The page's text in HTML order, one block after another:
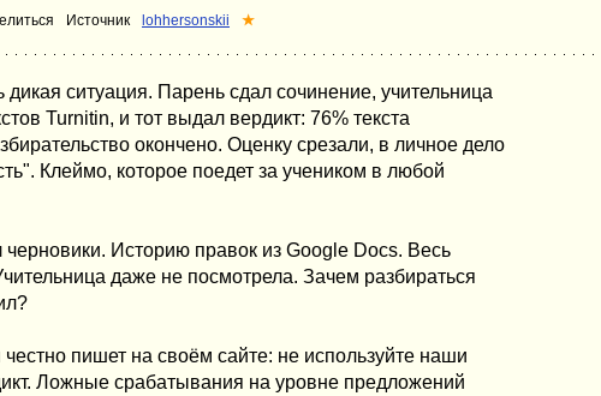
Источник lohhersonskii ★
ситуация. Парень сдал сочинение, учительница
Turnitin, и тот выдал вердикт: 76% текста
окончено. Оценку срезали, в личное дело
Клеймо, которое поедет за учеником в любой
Историю правок из Google Docs. Весь
даже не посмотрела. Зачем разбираться
пишет на своём сайте: не используйте наши
Ложные срабатывания на уровне предложений